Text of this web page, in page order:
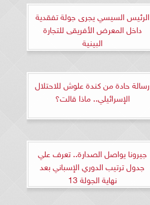
الرئيس السيسي يجرى جولة تفقدية
داخل المعرض الأفريقى للتجارة
البينية
رسالة حادة من كندة علوش للاحتلال
الإسرائيلي.. ماذا قالت؟
جيرونا يواصل الصدارة.. تعرف علي
جدول ترتيب الدوري الإسباني بعد
نهاية الجولة 13